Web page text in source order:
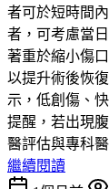
者可於短時間
者，可考慮當
著重於縮小傷
以提升術後恢
示，低創傷、
提醒，若出現
醫評估與專科
繼續閱讀